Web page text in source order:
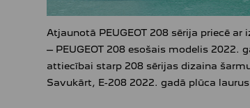
Atjaunotā PEUGEOT 208 sērija priecē
– PEUGEOT 208 esošais modelis
attiecībai starp 208 sērijas dizaina
Savukārt, E-208 2022. gadā plūca